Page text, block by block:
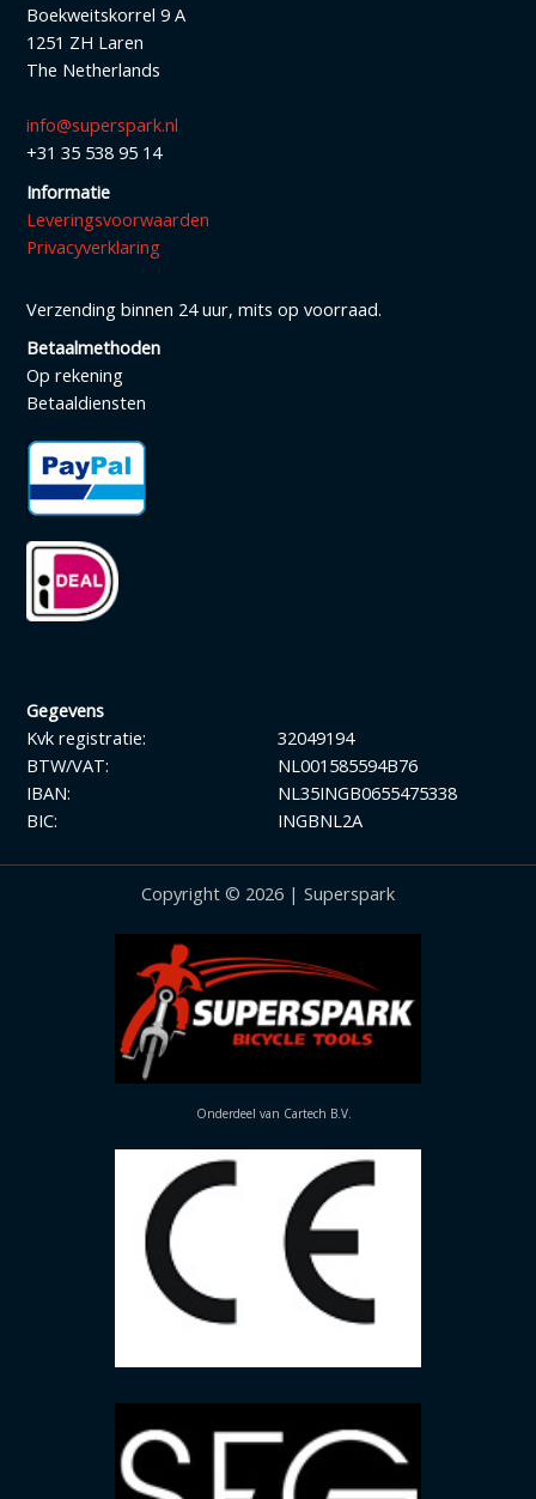
Boekweitskorrel 9 A
1251 ZH Laren
The Netherlands
info@superspark.nl
+31 35 538 95 14
Informatie
Leveringsvoorwaarden
Privacyverklaring
Verzending binnen 24 uur, mits op voorraad.
Betaalmethoden
Op rekening
Betaaldiensten
Gegevens
Kvk registratie:
BTW/VAT:
IBAN:
BIC:
32049194
NL001585594B76
NL35INGB0655475338
INGBNL2A
Copyright © 2026 | Superspark
Onderdeel van Cartech B.V.